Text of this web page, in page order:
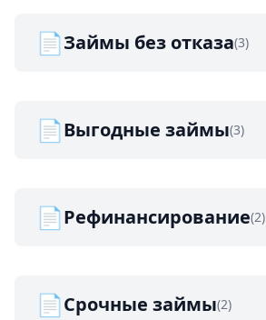
📄Займы без отказа(3)
📄Выгодные займы(3)
📄Рефинансирование(2)
📄Срочные займы(2)